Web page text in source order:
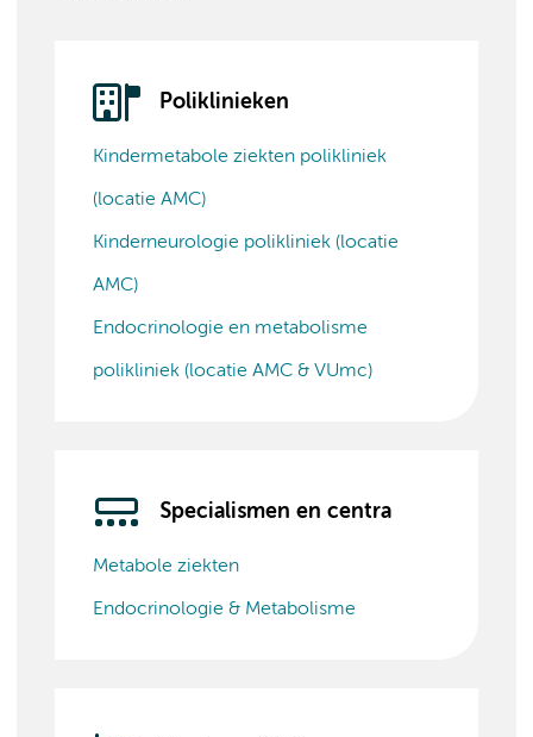
Poliklinieken
Kindermetabole ziekten polikliniek
(locatie AMC)
Kinderneurologie polikliniek (locatie
AMC)
Endocrinologie en metabolisme
polikliniek (locatie AMC & VUmc)
Specialismen en centra
Metabole ziekten
Endocrinologie & Metabolisme